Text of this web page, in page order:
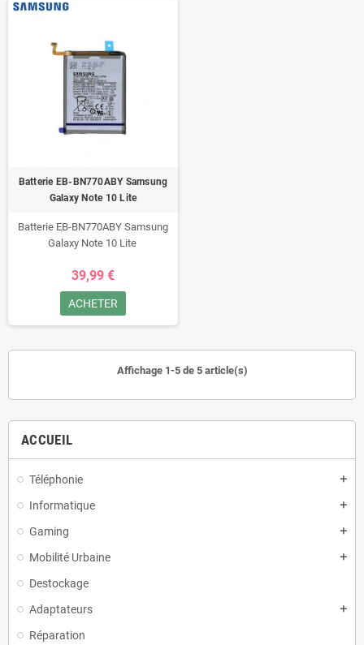
ACCUEIL
Téléphonie add
Informatique add
Gaming add
Mobilité Urbaine add
Destockage
Adaptateurs
add
Réparation
Batterie EB-BN770ABY Samsung
Galaxy Note 10 Lite
Batterie EB-BN770ABY Samsung
Galaxy Note 10 Lite
39,99 €
ACHETER
Affichage 1-5 de 5 article(s)